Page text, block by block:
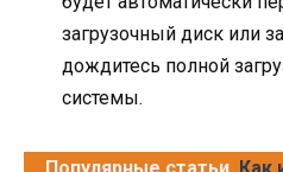
загрузочный диск или
дождитесь полной
системы.